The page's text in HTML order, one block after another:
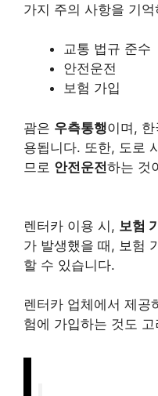
가지 주의 사항을 기
교통 법규 준수
안전운전
보험 가입
괌은 우측통행이며,
용됩니다. 또한, 도로
므로 안전운전하는 것
렌터카 이용 시, 보험
가 발생했을 때, 보험
할 수 있습니다.
렌터카 업체에서 제공
험에 가입하는 것도